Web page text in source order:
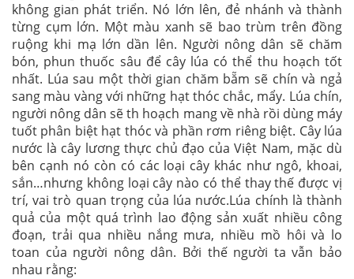
không gian phát triển. Nó lớn lên, đẻ nhánh và thành
từng cụm lớn. Một màu xanh sẽ bao trùm trên đồng
ruộng khi mạ lớn dần lên. Người nông dân sẽ chăm
bón, phun thuốc sâu để cây lúa có thể thu hoạch tốt
nhất. Lúa sau một thời gian chăm bẵm sẽ chín và ngả
sang màu vàng với những hạt thóc chắc, mẩy. Lúa chín,
người nông dân sẽ th hoạch mang về nhà rồi dùng máy
tuốt phân biệt hạt thóc và phần rơm riêng biệt. Cây lúa
nước là cây lương thực chủ đạo của Việt Nam, mặc dù
bên cạnh nó còn có các loại cây khác như ngô, khoai,
sắn…nhưng không loại cây nào có thể thay thế được vị
trí, vai trò quan trọng của lúa nước.Lúa chính là thành
quả của một quá trình lao động sản xuất nhiều công
đoạn, trải qua nhiều nắng mưa, nhiều mồ hôi và lo
toan của người nông dân. Bởi thế người ta vẫn bảo
nhau rằng: